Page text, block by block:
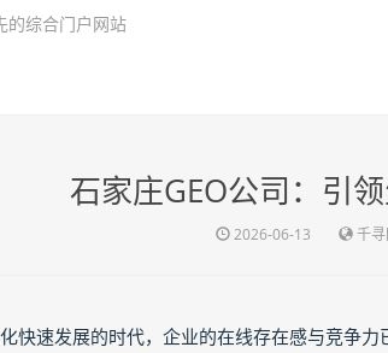
的综合门户网站
石家庄GEO公司：引
2026-06-13 千寻
快速发展的时代，企业的在线存在感与竞争